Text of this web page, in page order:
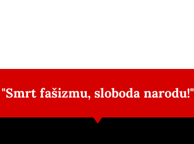
"Smrt fašizmu, sloboda narodu!"